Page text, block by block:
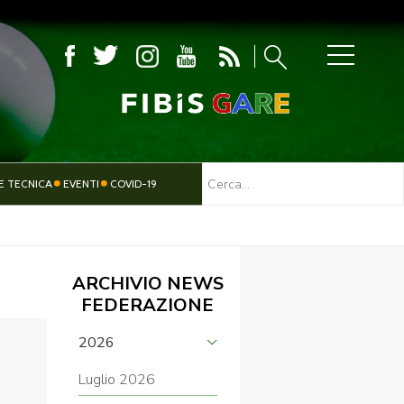
TECNICA EVENTI COVID-19
ARCHIVIO NEWS
FEDERAZIONE
2026
Luglio 2026